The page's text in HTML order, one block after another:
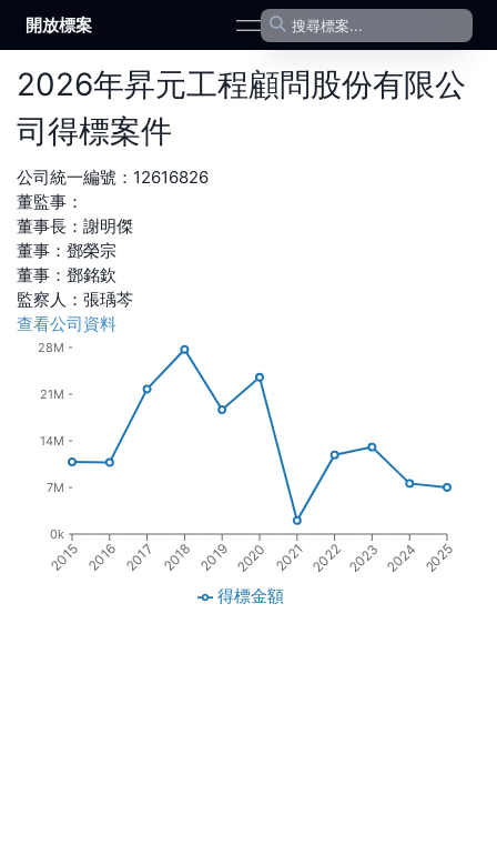
開放標案 open navigation menu
2026年昇元工程顧問股份有限公
司得標案件
公司統一編號： 12616826
董監事：
董事長 ： 謝明傑
董事 ： 鄧榮宗
董事 ： 鄧銘欽
監察人 ： 張瑀芩
查看公司資料
2015 2016 2017 2018 2019 2020 2021 2022 2023 2024 2025
0k
7M
14M
21M
28M
得標金額